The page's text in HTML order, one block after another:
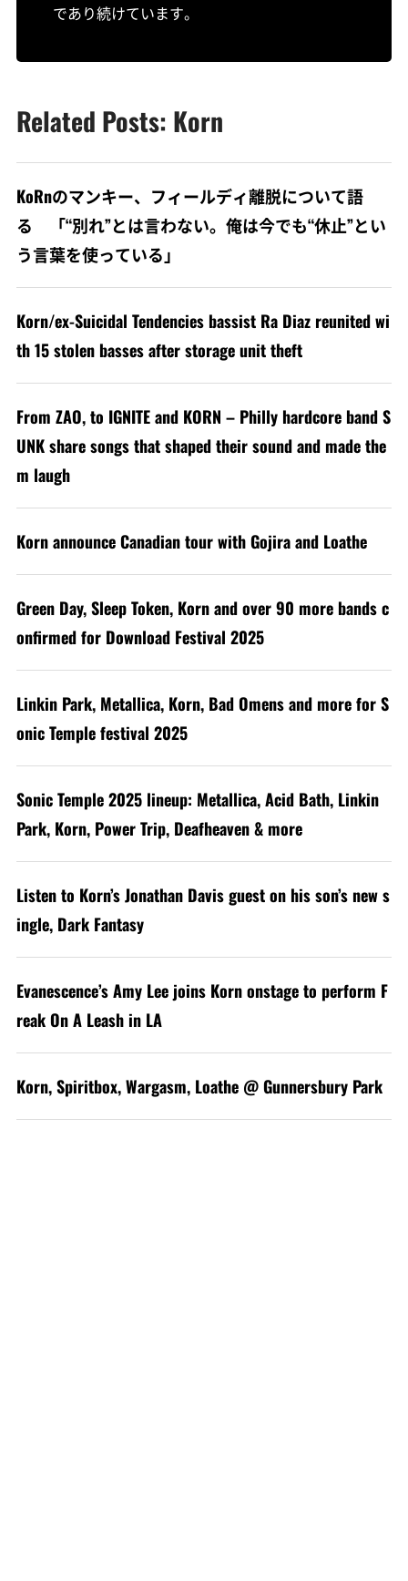
であり続けています。
Related Posts: Korn
KoRnのマンキー、フィールディ離脱について語
る 「“別れ”とは言わない。俺は今でも“休止”とい
う言葉を使っている」
Korn/ex-Suicidal Tendencies bassist Ra Diaz reunited wi
th 15 stolen basses after storage unit theft
From ZAO, to IGNITE and KORN – Philly hardcore band S
UNK share songs that shaped their sound and made the
m laugh
Korn announce Canadian tour with Gojira and Loathe
Green Day, Sleep Token, Korn and over 90 more bands c
onfirmed for Download Festival 2025
Linkin Park, Metallica, Korn, Bad Omens and more for S
onic Temple festival 2025
Sonic Temple 2025 lineup: Metallica, Acid Bath, Linkin
Park, Korn, Power Trip, Deafheaven & more
Listen to Korn’s Jonathan Davis guest on his son’s new s
ingle, Dark Fantasy
Evanescence’s Amy Lee joins Korn onstage to perform F
reak On A Leash in LA
Korn, Spiritbox, Wargasm, Loathe @ Gunnersbury Park